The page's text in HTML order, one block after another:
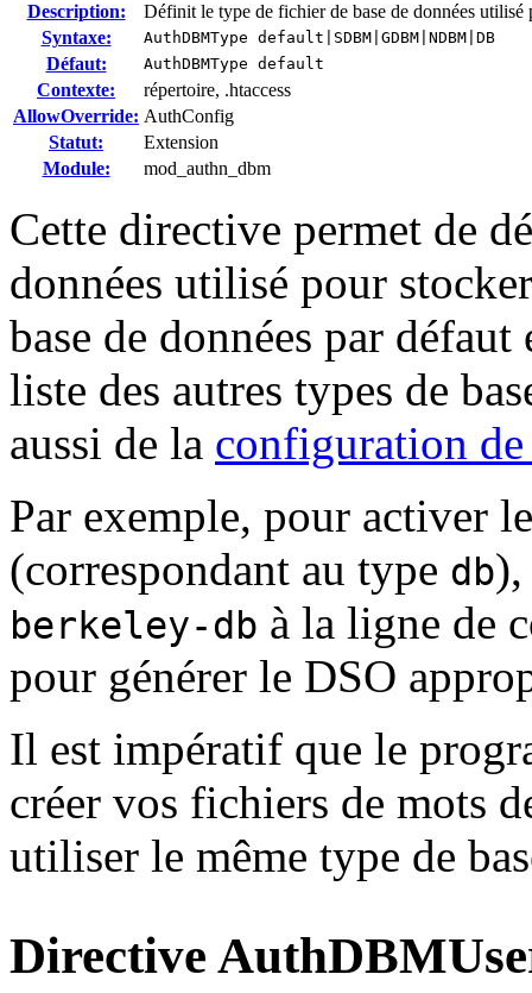
Description:
Définit le type de fichier de base de données utilisé
Syntaxe:
AuthDBMType default|SDBM|GDBM|NDBM|DB
Défaut: AuthDBMType default
Contexte:
répertoire, .htaccess
AllowOverride: AuthConfig
Statut:
Extension
Module:
mod_authn_dbm
Cette directive permet de
données utilisé pour
base de données par
liste des autres types de
aussi de la configuration
Par exemple, pour activer
(correspondant au type db
berkeley-db à la ligne de
pour générer le DSO
Il est impératif que le
créer vos fichiers de mots
utiliser le même type de
Directive